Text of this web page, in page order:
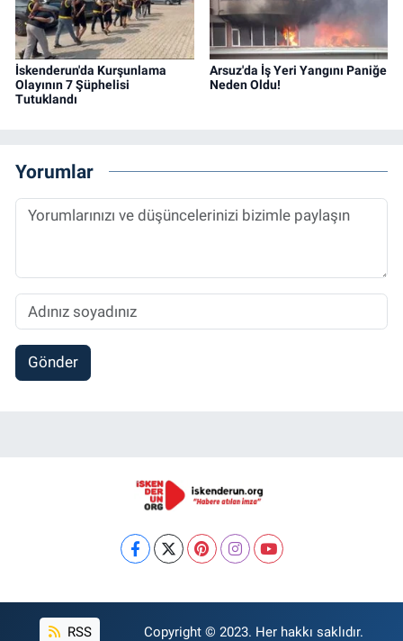
İskenderun'da Kurşunlama
Olayının 7 Şüphelisi
Tutuklandı
Arsuz'da İş Yeri Yangını Paniğe
Neden Oldu!
Yorumlar
Gönder
RSS Copyright © 2023. Her hakkı saklıdır.